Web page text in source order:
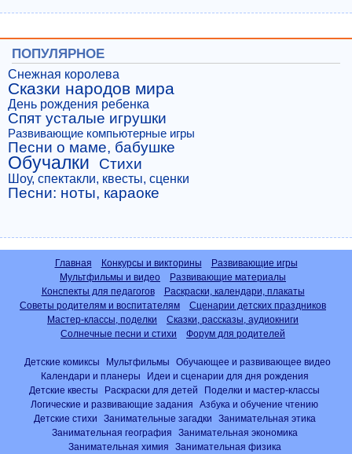
ПОПУЛЯРНОЕ
Снежная королева
Сказки народов мира
День рождения ребенка
Спят усталые игрушки
Развивающие компьютерные игры
Песни о маме, бабушке
Обучалки Стихи
Шоу, спектакли, квесты, сценки
Песни: ноты, караоке
Главная Конкурсы и викторины
Развивающие игры
Мультфильмы и видео
Развивающие материалы
Конспекты для педагогов
Раскраски, календари, плакаты
Советы родителям и воспитателям
Сценарии детских праздников
Мастер-классы, поделки
Сказки, рассказы, аудиокниги
Солнечные песни и стихи
Форум для родителей
Детские комиксы Мультфильмы
Обучающее и развивающее видео
Календари и планеры
Идеи и сценарии для дня рождения
Детские квесты
Раскраски для детей
Поделки и мастер-классы
Логические и развивающие задания
Азбука и обучение чтению
Детские стихи
Занимательные загадки
Занимательная этика
Занимательная география
Занимательная экономика
Занимательная химия
Занимательная физика